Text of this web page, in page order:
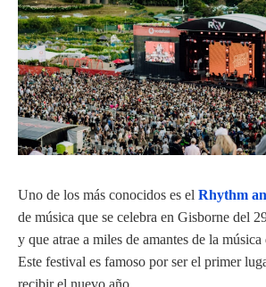
Uno de los más conocidos es el Rhythm
de música que se celebra en Gisborne del
y que atrae a miles de amantes de la
Este festival es famoso por ser el primer
recibir el nuevo año.